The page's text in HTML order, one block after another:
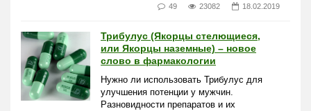
49 23082 18.02.2019
Трибулус (Якорцы стелющиеся,
или Якорцы наземные) – новое
слово в фармакологии
Нужно ли использовать Трибулус для
улучшения потенции у мужчин.
Разновидности препаратов и их